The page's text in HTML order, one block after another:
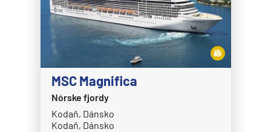
MSC Magnifica
Nórske fjordy
Kodaň, Dánsko
Kodaň, Dánsko